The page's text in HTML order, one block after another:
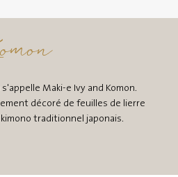
Maki-e Ivy and Komon.
décoré de feuilles de lierre
traditionnel japonais.